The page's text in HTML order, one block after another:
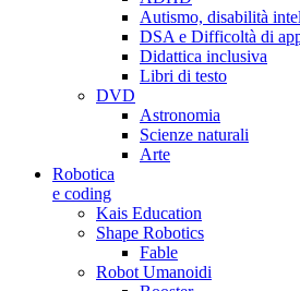
Autismo, disabilità
DSA e Difficoltà di
Didattica inclusiva
Libri di testo
DVD
Astronomia
Scienze naturali
Arte
Robotica
e coding
Kais Education
Shape Robotics
Fable
Robot Umanoidi